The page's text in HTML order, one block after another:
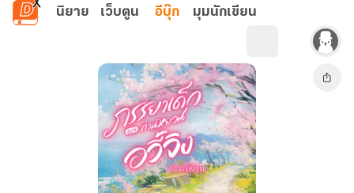
ข้ามไปยังเนื้อหาหลัก
นิยาย เว็บตูน อีบุ๊ก มุมนักเขียน